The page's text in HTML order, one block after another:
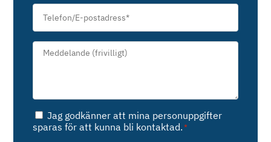
Telefon/E-
postadress*
Meddelande*
Samtycke*
Jag godkänner att mina personuppgifter
sparas för att kunna bli kontaktad. *